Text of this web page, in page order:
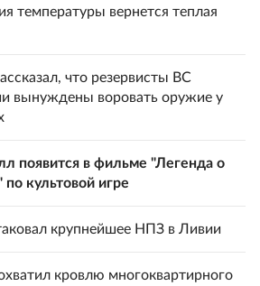
температуры вернется теплая
что резервисты ВС
вынуждены воровать оружие у
появится в фильме "Легенда о
культовой игре
крупнейшее НПЗ в Ливии
кровлю многоквартирного